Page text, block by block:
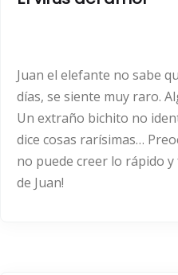
Juan el elefante no sabe
días, se siente muy raro.
Un extraño bichito no
dice cosas rarísimas…
no puede creer lo rápido
de Juan!